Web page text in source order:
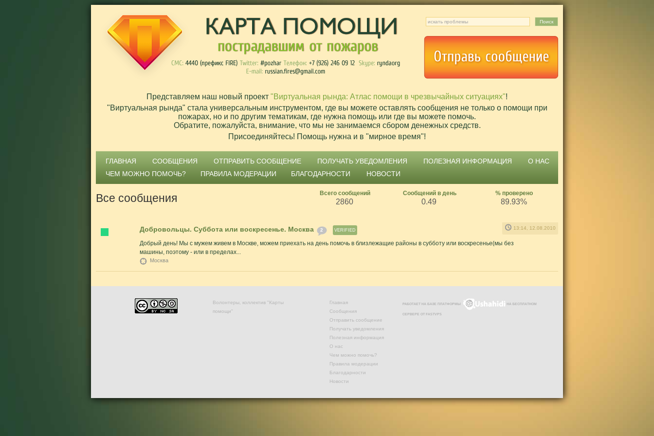
Представляем наш новый проект "Виртуальная рында: Атлас помощи в чрезвычайных ситуациях"!
"Виртуальная рында" стала универсальным инструментом, где вы можете оставлять сообщения не только о помощи при
пожарах, но и по другим тематикам, где нужна помощь или где вы можете помочь.
Обратите, пожалуйста, внимание, что мы не занимаемся сбором денежных средств.
Присоединяйтесь! Помощь нужна и в "мирное время"!
ГЛАВНАЯ СООБЩЕНИЯ ОТПРАВИТЬ СООБЩЕНИЕ ПОЛУЧАТЬ УВЕДОМЛЕНИЯ ПОЛЕЗНАЯ ИНФОРМАЦИЯ
О НАС
ЧЕМ МОЖНО ПОМОЧЬ?
ПРАВИЛА МОДЕРАЦИИ БЛАГОДАРНОСТИ НОВОСТИ
Всего сообщений Сообщений в день % проверено
2860 0.49 89.93%
Все сообщения
Добровольцы. Суббота или воскресенье. Москва 2 VERIFIED 13:14, 12.08.2010
Добрый день! Мы с мужем живем в Москве, можем приехать на день помочь в близлежащие районы в субботу или воскресенье(мы без
машины, поэтому - или в пределах...
Москва
Волонтеры, коллектив "Карты
помощи"
Главная
Сообщения
Отправить сообщение
Получать уведомления
Полезная информация
О нас
Чем можно помочь?
Правила модерации
Благодарности
Новости
РАБОТАЕТ НА БАЗЕ ПЛАТФОРМЫ НА БЕСПЛАТНОМ
СЕРВЕРЕ ОТ FASTVPS